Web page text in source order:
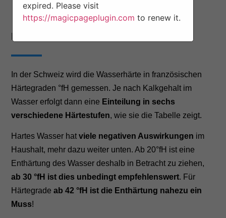
Härtegrad-Skala Trinkwasser Schweiz
In der Schweiz wird die Wasserhärte in französischen
Härtegraden °fH gemessen. Je nach Kalkgehalt im
Wasser erfolgt dann eine Einteilung in sechs
verschiedene Härtestufen, wie sie die Tabelle zeigt.
Hartes Wasser hatviele negativen Auswirkungen im
Haushalt, mehr dazu weiter unten. Ab 20°fH ist eine
Enthärtung des Wasser deshalb in Betracht zu ziehen,
ab 30 °fH ist dies unbedingt empfehlenswert. Für
Härtegradeab 42 °fH ist die Enthärtung nahezu ein
Muss!
expired. Please visit
https://magicpageplugin.com to renew it.